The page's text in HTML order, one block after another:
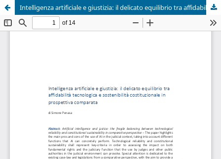
Intelligenza artificiale e giustizia: il delicato equilibrio tra affidabilità tecnologica e sostenibilità costituzionale in prospettiva comparata